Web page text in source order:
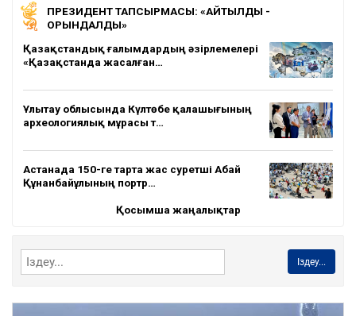
ПРЕЗИДЕНТ ТАПСЫРМАСЫ: «АЙТЫЛДЫ -
ОРЫНДАЛДЫ»
Қазақстандық ғалымдардың әзірлемелері
«Қазақстанда жасалған…
Ұлытау облысында Күлтөбе қалашығының
археологиялық мұрасы т…
Астанада 150-ге тарта жас суретші Абай
Құнанбайұлының портр…
Қосымша жаңалықтар
Іздеу...